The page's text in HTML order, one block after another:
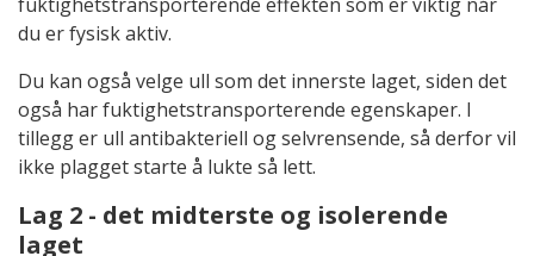
du er fysisk aktiv.
Du kan også velge ull som det innerste laget, siden det
også har fuktighetstransporterende egenskaper. I
tillegg er ull antibakteriell og selvrensende, så derfor vil
ikke plagget starte å lukte så lett.
Lag 2 - det midterste og isolerende
laget